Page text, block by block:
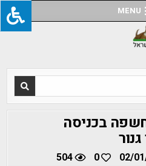
MENU
בכניסה
0
504